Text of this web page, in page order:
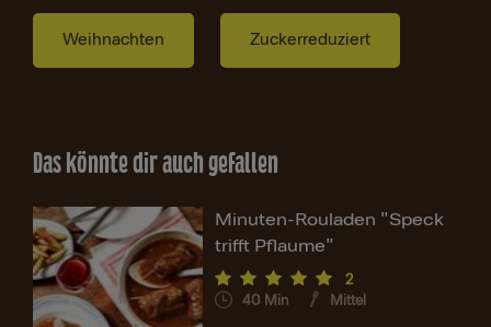
Weihnachten Zuckerreduziert
Das könnte dir auch gefallen
Minuten-Rouladen "Speck
trifft Pflaume"
2
40 Min Mittel